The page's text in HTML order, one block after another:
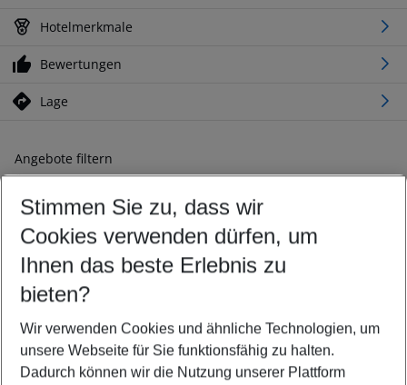
Hotelmerkmale
Bewertungen
Lage
Angebote filtern
Ändern Sie Ihre Kriterien nach Ihren Wünschen
Abflughafen wählen
Beliebiger Abflughafen
Reisezeitraum wählen
08.08.26– 06.08.27 5-8 Nächte
2 Erwachsene Keine Kinder
Mehr Filter anzeigen
Stimmen Sie zu, dass wir
Cookies verwenden dürfen, um
Ihnen das beste Erlebnis zu
bieten?
Wir verwenden Cookies und ähnliche Technologien, um
unsere Webseite für Sie funktionsfähig zu halten.
Dadurch können wir die Nutzung unserer Plattform